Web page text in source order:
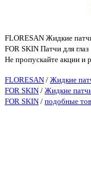
FLORESAN Жидкие
FOR SKIN Патчи для глаз
Не пропускайте акции и
FLORESAN / Жидкие
FOR SKIN / Жидкие
FOR SKIN / подобные